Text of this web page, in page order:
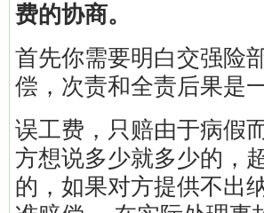
费的协商。
首先你需要明白交强险
偿，次责和全责后果是
误工费，只赔由于病假
方想说多少就多少的，
的，如果对方提供不出